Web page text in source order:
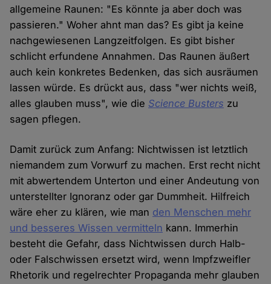
allgemeine Raunen: "Es könnte ja aber doch was
passieren." Woher ahnt man das? Es gibt ja keine
nachgewiesenen Langzeitfolgen. Es gibt bisher
schlicht erfundene Annahmen. Das Raunen äußert
auch kein konkretes Bedenken, das sich ausräumen
lassen würde. Es drückt aus, dass "wer nichts weiß,
alles glauben muss", wie die Science Busters zu
sagen pflegen.
Damit zurück zum Anfang: Nichtwissen ist letztlich
niemandem zum Vorwurf zu machen. Erst recht nicht
mit abwertendem Unterton und einer Andeutung von
unterstellter Ignoranz oder gar Dummheit. Hilfreich
wäre eher zu klären, wie man den Menschen mehr
und besseres Wissen vermitteln kann. Immerhin
besteht die Gefahr, dass Nichtwissen durch Halb-
oder Falschwissen ersetzt wird, wenn Impfzweifler
Rhetorik und regelrechter Propaganda mehr glauben